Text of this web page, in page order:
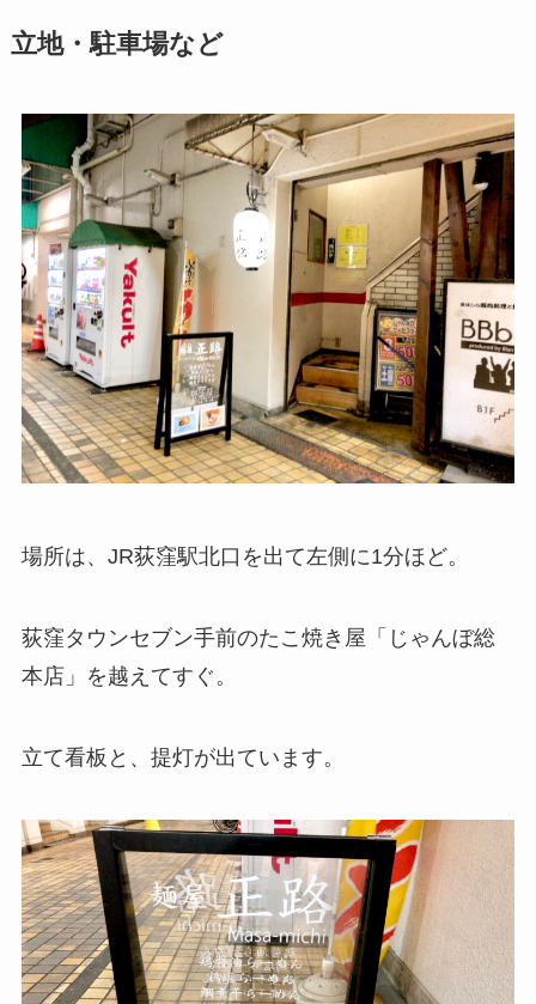
立地・駐車場など
場所は、JR荻窪駅北口を出て左側に1分ほど。
荻窪タウンセブン手前のたこ焼き屋「じゃんぼ総
本店」を越えてすぐ。
立て看板と、提灯が出ています。